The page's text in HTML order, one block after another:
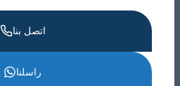
اتصل بنا
راسلنا